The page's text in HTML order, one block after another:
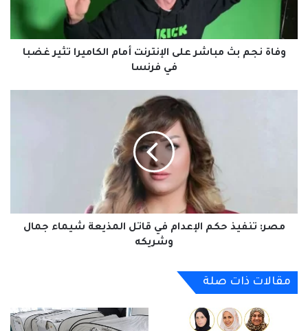
أمام
الكاميرا
غضباوفاة نجم بث مباشر على الإنترنت أمام الكاميرا تثير غضبا
في فرنسا
وشريكه
مصر: تنفيذ حكم الإعدام في قاتل المذيعة شيماء جمال
وشريكه
مقالات ذات صلة